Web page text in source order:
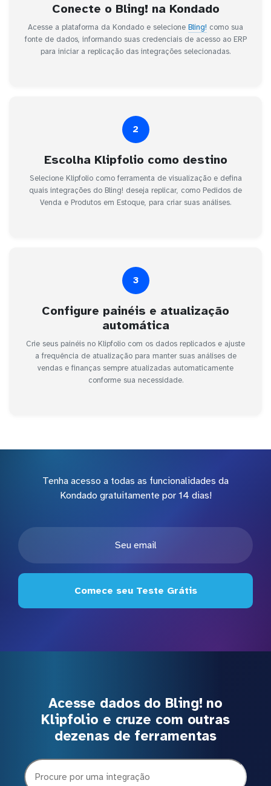
Conecte o Bling! na Kondado
Acesse a plataforma da Kondado e selecione Bling! como sua
fonte de dados, informando suas credenciais de acesso ao ERP
para iniciar a replicação das integrações selecionadas.
2
Escolha Klipfolio como destino
Selecione Klipfolio como ferramenta de visualização e defina
quais integrações do Bling! deseja replicar, como Pedidos de
Venda e Produtos em Estoque, para criar suas análises.
3
Configure painéis e atualização
automática
Crie seus painéis no Klipfolio com os dados replicados e ajuste
a frequência de atualização para manter suas análises de
vendas e finanças sempre atualizadas automaticamente
conforme sua necessidade.
Tenha acesso a todas as funcionalidades da
Kondado gratuitamente por 14 dias!
Comece seu Teste Grátis
Acesse dados do Bling! no
Klipfolio e cruze com outras
dezenas de ferramentas